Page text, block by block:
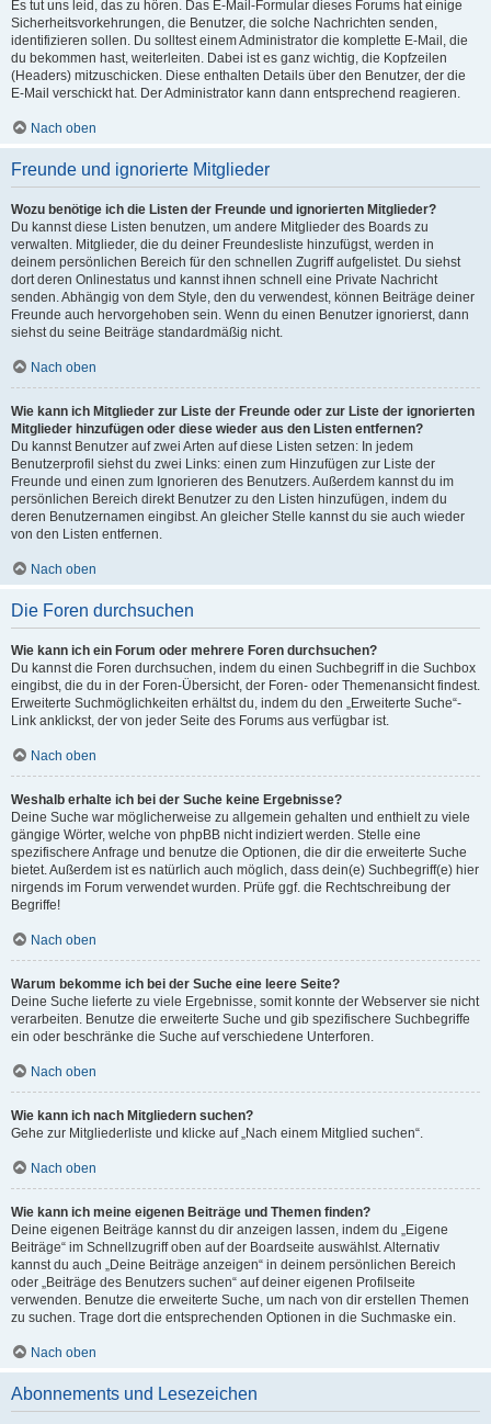
Es tut uns leid, das zu hören. Das E-Mail-Formular dieses Forums hat einige
Sicherheitsvorkehrungen, die Benutzer, die solche Nachrichten senden,
identifizieren sollen. Du solltest einem Administrator die komplette E-Mail, die
du bekommen hast, weiterleiten. Dabei ist es ganz wichtig, die Kopfzeilen
(Headers) mitzuschicken. Diese enthalten Details über den Benutzer, der die
E-Mail verschickt hat. Der Administrator kann dann entsprechend reagieren.
Nach oben
Freunde und ignorierte Mitglieder
Wozu benötige ich die Listen der Freunde und ignorierten Mitglieder?
Du kannst diese Listen benutzen, um andere Mitglieder des Boards zu
verwalten. Mitglieder, die du deiner Freundesliste hinzufügst, werden in
deinem persönlichen Bereich für den schnellen Zugriff aufgelistet. Du siehst
dort deren Onlinestatus und kannst ihnen schnell eine Private Nachricht
senden. Abhängig von dem Style, den du verwendest, können Beiträge deiner
Freunde auch hervorgehoben sein. Wenn du einen Benutzer ignorierst, dann
siehst du seine Beiträge standardmäßig nicht.
Nach oben
Wie kann ich Mitglieder zur Liste der Freunde oder zur Liste der ignorierten
Mitglieder hinzufügen oder diese wieder aus den Listen entfernen?
Du kannst Benutzer auf zwei Arten auf diese Listen setzen: In jedem
Benutzerprofil siehst du zwei Links: einen zum Hinzufügen zur Liste der
Freunde und einen zum Ignorieren des Benutzers. Außerdem kannst du im
persönlichen Bereich direkt Benutzer zu den Listen hinzufügen, indem du
deren Benutzernamen eingibst. An gleicher Stelle kannst du sie auch wieder
von den Listen entfernen.
Nach oben
Die Foren durchsuchen
Wie kann ich ein Forum oder mehrere Foren durchsuchen?
Du kannst die Foren durchsuchen, indem du einen Suchbegriff in die Suchbox
eingibst, die du in der Foren-Übersicht, der Foren- oder Themenansicht findest.
Erweiterte Suchmöglichkeiten erhältst du, indem du den „Erweiterte Suche“-
Link anklickst, der von jeder Seite des Forums aus verfügbar ist.
Nach oben
Weshalb erhalte ich bei der Suche keine Ergebnisse?
Deine Suche war möglicherweise zu allgemein gehalten und enthielt zu viele
gängige Wörter, welche von phpBB nicht indiziert werden. Stelle eine
spezifischere Anfrage und benutze die Optionen, die dir die erweiterte Suche
bietet. Außerdem ist es natürlich auch möglich, dass dein(e) Suchbegriff(e) hier
nirgends im Forum verwendet wurden. Prüfe ggf. die Rechtschreibung der
Begriffe!
Nach oben
Warum bekomme ich bei der Suche eine leere Seite?
Deine Suche lieferte zu viele Ergebnisse, somit konnte der Webserver sie nicht
verarbeiten. Benutze die erweiterte Suche und gib spezifischere Suchbegriffe
ein oder beschränke die Suche auf verschiedene Unterforen.
Nach oben
Wie kann ich nach Mitgliedern suchen?
Gehe zur Mitgliederliste und klicke auf „Nach einem Mitglied suchen“.
Nach oben
Wie kann ich meine eigenen Beiträge und Themen finden?
Deine eigenen Beiträge kannst du dir anzeigen lassen, indem du „Eigene
Beiträge“ im Schnellzugriff oben auf der Boardseite auswählst. Alternativ
kannst du auch „Deine Beiträge anzeigen“ in deinem persönlichen Bereich
oder „Beiträge des Benutzers suchen“ auf deiner eigenen Profilseite
verwenden. Benutze die erweiterte Suche, um nach von dir erstellen Themen
zu suchen. Trage dort die entsprechenden Optionen in die Suchmaske ein.
Nach oben
Abonnements und Lesezeichen